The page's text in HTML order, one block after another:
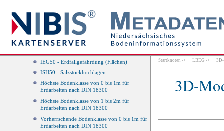
Versickerungsteich
Ingenieurgeologie
1: 50 000
IEG50 - Erdfallgefährdung (Flächen)
ISH50 - Salzstockhochlagen
Höchste Bodenklasse von 0 bis 1m für
Erdarbeiten nach DIN 18300
Höchste Bodenklasse von 1 bis 2m für
Erdarbeiten nach DIN 18300
Vorherrschende Bodenklasse von 0 bis 1m für
Erdarbeiten nach DIN 18300
Startknoten -> LBEG ->
3D-